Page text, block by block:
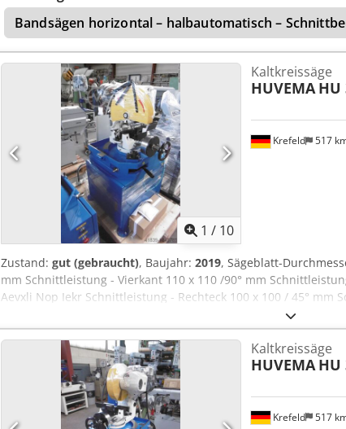
Bandsägen horizontal – halbautomatisch –
1 / 10
Krefeld 517
Kaltkreissäge
HUVEMA HU
Zustand: gut (gebraucht), Baujahr: 2019, Sägeblatt-
mm Schnittleistung - Vierkant 110 x 110 /90° mm
Aevxli Nop Iekr Schnittleistung - Rechteck 100 x 100 / 45° mm
Schnittleistung - Vierkant 100 x 100 /45° mm Sägeblatt-
50 Hz Motorleistung 3 kW Maschinengewicht ca. 0,27 t Maße
neue, ungebrauchte Säge, Säge mit Untergestell, 2-
Schnellspannschraubstock, Materialanschlag,
Krefeld 517
Kaltkreissäge
HUVEMA HU